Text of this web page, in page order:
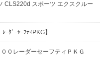
CLS220d スポーツ エクスクルー
ﾀﾞｰｾｰﾌﾃｨPKG】
０レーダーセーフティＰＫＧ